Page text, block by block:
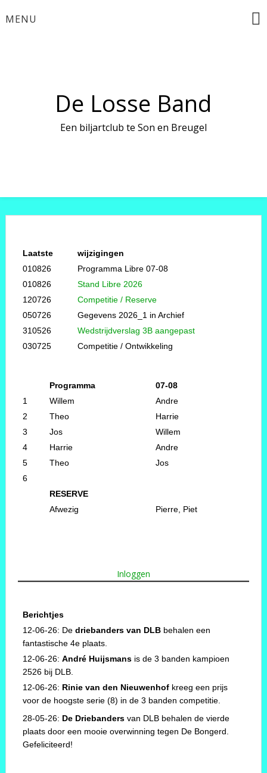
naar
MENU
De Losse Band
Een biljartclub te Son en Breugel
Laatste
wijzigingen
010826
Programma Libre 07-08
010826
Stand Libre 2026
120726
Competitie / Reserve
050726
Gegevens 2026_1 in Archief
310526
Wedstrijdverslag 3B aangepast
030725
Competitie / Ontwikkeling
Programma
07-08
1
Willem
Andre
2
Theo
Harrie
3
Jos
Willem
4
Harrie
Andre
5
Theo
Jos
6
RESERVE
Afwezig
Pierre, Piet
Inloggen
Berichtjes
12-06-26: De driebanders van DLBbehalen een
fantastische 4e plaats.
12-06-26: André Huijsmansis de 3 banden kampioen
2526 bij DLB.
12-06-26: Rinie van den Nieuwenhofkreeg een prijs
voor de hoogste serie (8) in de 3 banden competitie.
28-05-26: De Driebandersvan DLB behalen de vierde
plaats door een mooie overwinning tegen De Bongerd.
Gefeliciteerd!